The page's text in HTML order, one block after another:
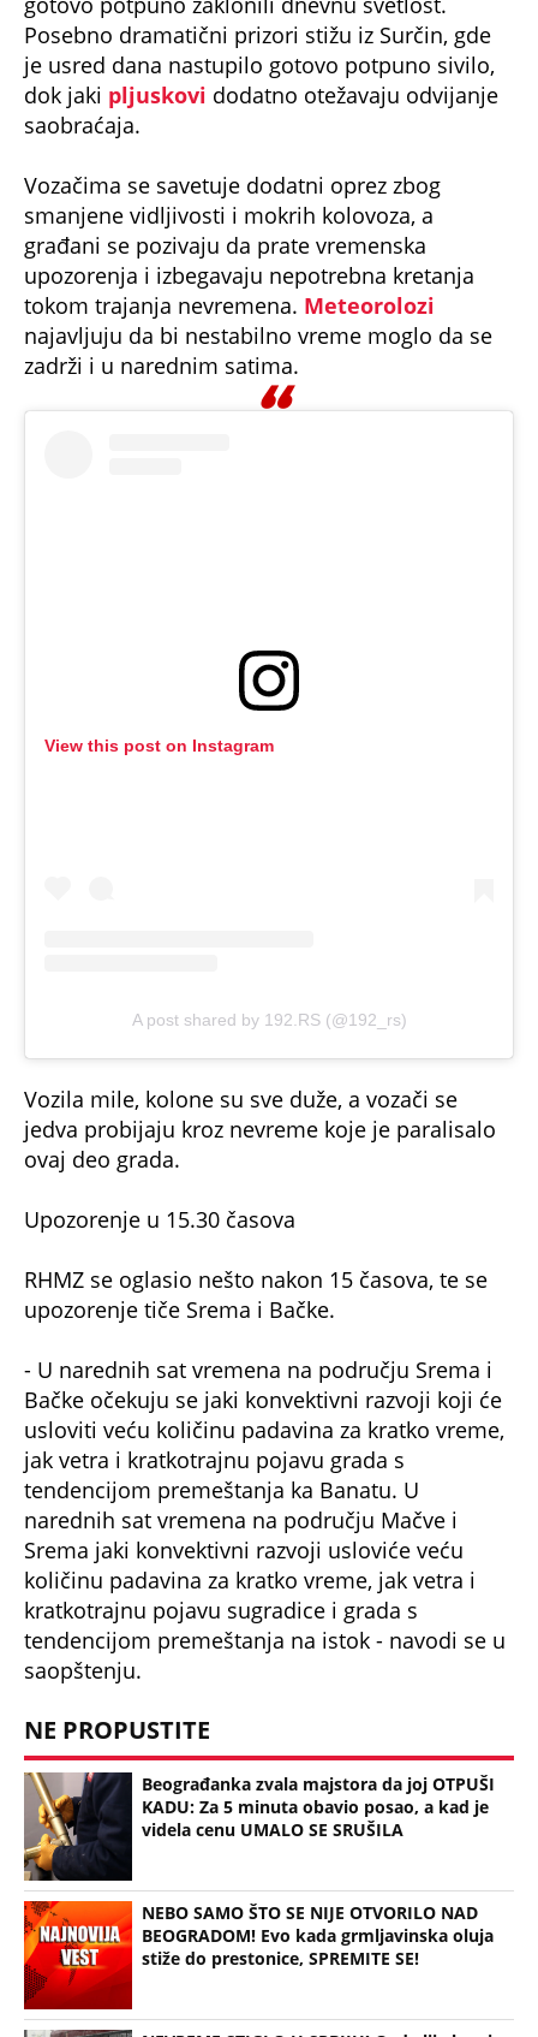
Posebno dramatični prizori stižu iz Surčin, gde
je usred dana nastupilo gotovo potpuno sivilo,
dok jaki pljuskovi dodatno otežavaju odvijanje
saobraćaja.
Vozačima se savetuje dodatni oprez zbog
smanjene vidljivosti i mokrih kolovoza, a
građani se pozivaju da prate vremenska
upozorenja i izbegavaju nepotrebna kretanja
tokom trajanja nevremena. Meteorolozi
najavljuju da bi nestabilno vreme moglo da se
zadrži i u narednim satima.
View this post on Instagram
A post shared by 192.RS (@192_rs)
Vozila mile, kolone su sve duže, a vozači se
jedva probijaju kroz nevreme koje je paralisalo
ovaj deo grada.
Upozorenje u 15.30 časova
RHMZ se oglasio nešto nakon 15 časova, te se
upozorenje tiče Srema i Bačke.
- U narednih sat vremena na području Srema i
Bačke očekuju se jaki konvektivni razvoji koji će
usloviti veću količinu padavina za kratko vreme,
jak vetra i kratkotrajnu pojavu grada s
tendencijom premeštanja ka Banatu. U
narednih sat vremena na području Mačve i
Srema jaki konvektivni razvoji usloviće veću
količinu padavina za kratko vreme, jak vetra i
kratkotrajnu pojavu sugradice i grada s
tendencijom premeštanja na istok - navodi se u
saopštenju.
NE PROPUSTITE
Beograđanka zvala majstora da joj OTPUŠI
KADU: Za 5 minuta obavio posao, a kad je
videla cenu UMALO SE SRUŠILA
NEBO SAMO ŠTO SE NIJE OTVORILO NAD
BEOGRADOM! Evo kada grmljavinska oluja
stiže do prestonice, SPREMITE SE!